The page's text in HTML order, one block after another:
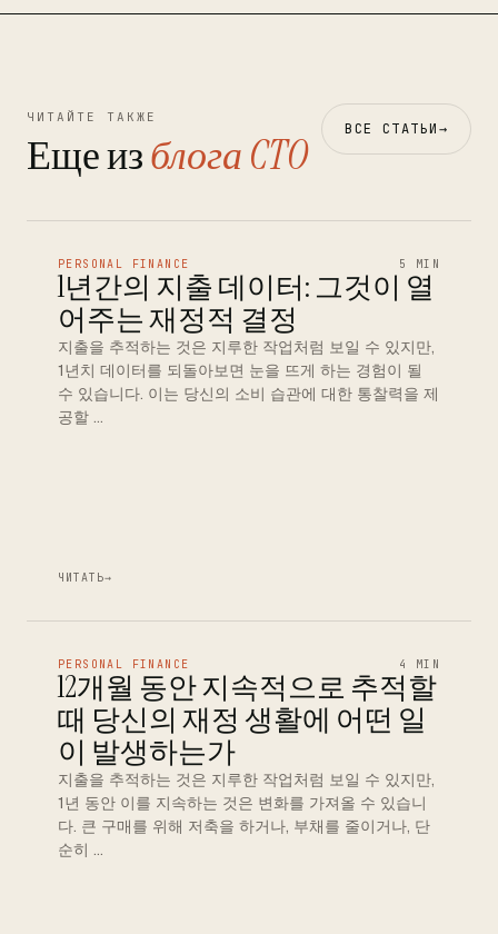
ЧИТАЙТЕ ТАКЖЕ
Еще изблога CTO ВСЕ СТАТЬИ→
PERSONAL FINANCE 5 MIN
1년간의 지출 데이터: 그것이 열
어주는 재정적 결정
지출을 추적하는 것은 지루한 작업처럼 보일 수 있지만,
1년치 데이터를 되돌아보면 눈을 뜨게 하는 경험이 될
수 있습니다. 이는 당신의 소비 습관에 대한 통찰력을 제
공할 …
ЧИТАТЬ→
PERSONAL FINANCE 4 MIN
12개월 동안 지속적으로 추적할
때 당신의 재정 생활에 어떤 일
이 발생하는가
지출을 추적하는 것은 지루한 작업처럼 보일 수 있지만,
1년 동안 이를 지속하는 것은 변화를 가져올 수 있습니
다. 큰 구매를 위해 저축을 하거나, 부채를 줄이거나, 단
순히 …